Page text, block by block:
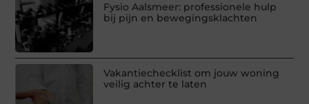
Fysio Aalsmeer: professionele hulp
bij pijn en bewegingsklachten
Vakantiechecklist om jouw woning
veilig achter te laten